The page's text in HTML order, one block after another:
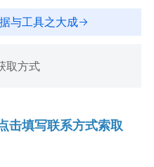
与工具之大成
取方式
击填写联系方式索取